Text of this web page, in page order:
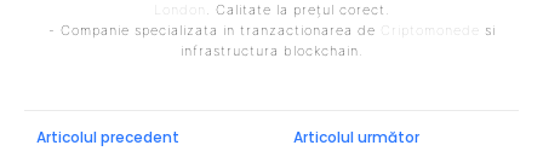
London . Calitate la prețul corect.
- Companie specializata in tranzactionarea de
Criptomonede
si
infrastructura blockchain.
Articolul precedent Articolul următor